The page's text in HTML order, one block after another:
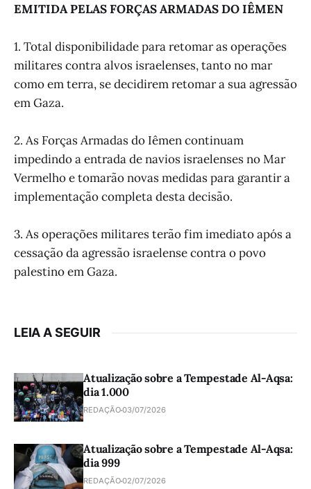
EMITIDA PELAS FORÇAS ARMADAS DO IÊMEN
1. Total disponibilidade para retomar as operações
militares contra alvos israelenses, tanto no mar
como em terra, se decidirem retomar a sua agressão
em Gaza.
2. As Forças Armadas do Iêmen continuam
impedindo a entrada de navios israelenses no Mar
Vermelho e tomarão novas medidas para garantir a
implementação completa desta decisão.
3. As operações militares terão fim imediato após a
cessação da agressão israelense contra o povo
palestino em Gaza.
LEIA A SEGUIR
Atualização sobre a Tempestade Al-Aqsa:
dia 1.000
REDAÇÃO03/07/2026
Atualização sobre a Tempestade Al-Aqsa:
dia 999
REDAÇÃO02/07/2026